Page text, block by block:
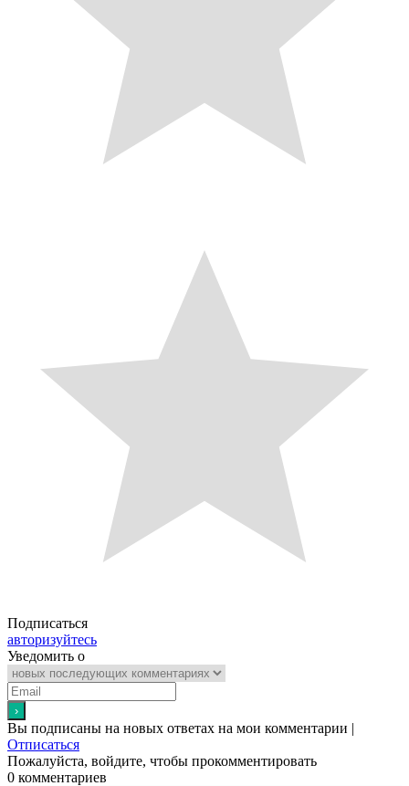
Подписаться
авторизуйтесь
Уведомить о
Вы подписаны на новых ответах на мои комментарии |
Отписаться
Пожалуйста, войдите, чтобы прокомментировать
0 комментариев